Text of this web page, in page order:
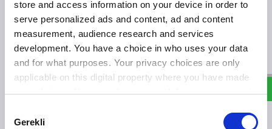
store and access information on your device in order to
serve personalized ads and content, ad and content
measurement, audience research and services
development. You have a choice in who uses your data
and for what purposes. Your privacy choices are only
applicable on this digital property where you have made
your choices. You can change or withdraw your consent
the Privacy trigger icon.
Selection
Gerekli
Birinci Sınıf İthal Seramik: Metal kupaların aksine mikrodalga
kullanımına uygun, sıcaklığı uzun süre koruyan ve kaliteli bir tutuş
hissi veren dayanıklı seramik yapı.
Kusursuz Süblimasyon Performance: Parlak bitişli özel kaplama
sayesinde renkleri aslına sadık, canlı ve solmayan bir netlikte
yansıtır.
Çok Yönlü Kullanım:
270 ml (9 oz) ideal hacmiyle evde, ofiste,
kafelerde veya doğa temalı sunumlarda kahve, çay ve tüm sıcak
içecekler için mükemmeldir.
Teknik Özellikler